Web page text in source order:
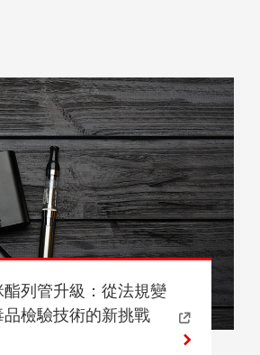
列管升級：從法規變
檢驗技術的新挑戰